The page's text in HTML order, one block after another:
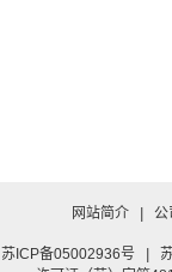
网站简介 | 公
苏ICP备05002936号 |